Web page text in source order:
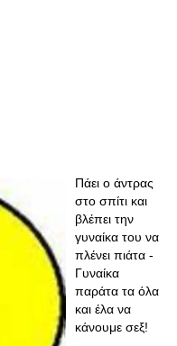
Πάει ο άντρας
στο σπίτι και
βλέπει την
γυναίκα του να
πλένει πιάτα -
Γυναίκα
παράτα τα όλα
και έλα να
κάνουμε σεξ!